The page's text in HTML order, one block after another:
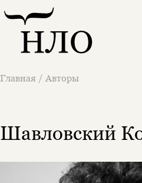
Главная / Авторы
Шавловский